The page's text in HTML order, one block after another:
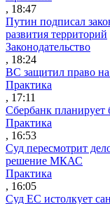
, 18:47
Путин подписал
развития территорий
Законодательство
, 18:24
ВС защитил право на
Практика
, 17:11
Сбербанк планирует
Практика
, 16:53
Суд пересмотрит
решение МКАС
Практика
, 16:05
Суд ЕС истолкует